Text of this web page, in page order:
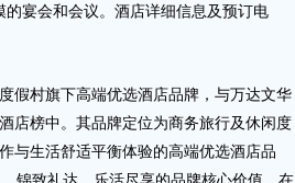
宴会和会议。酒店详细信息及预订电
村旗下高端优选酒店品牌，与万达文华
店榜中。其品牌定位为商务旅行及休闲度
与生活舒适平衡体验的高端优选酒店品